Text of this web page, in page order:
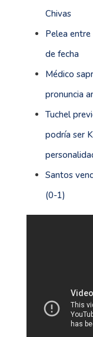
Chivas
Pelea entre
de fecha
Médico
pronuncia
Tuchel
podría ser
Santos
(0-1)